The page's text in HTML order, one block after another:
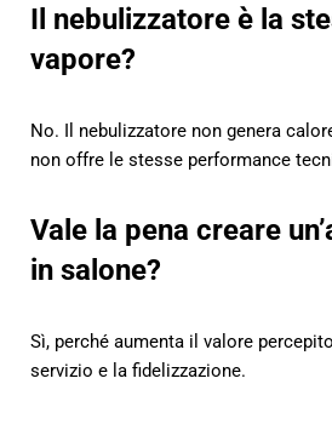
Il nebulizzatore è la
vapore?
No. Il nebulizzatore non genera
non offre le stesse performance
Vale la pena creare
in salone?
Sì, perché aumenta il valore
servizio e la fidelizzazione.